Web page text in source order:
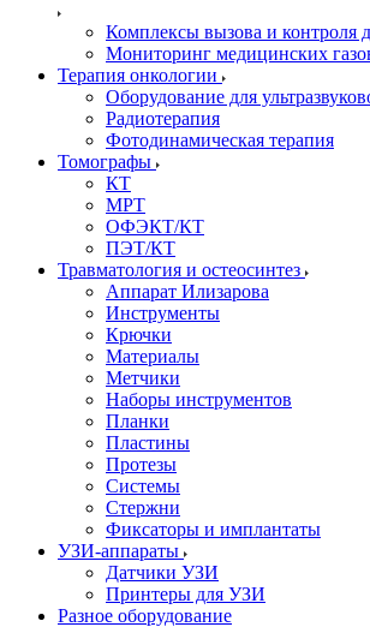
Комплексы вызова и контроля
Мониторинг медицинских
Терапия онкологии
Оборудование для
Радиотерапия
Фотодинамическая терапия
Томографы
КТ
МРТ
ОФЭКТ/КТ
ПЭТ/КТ
Травматология и остеосинтез
Аппарат Илизарова
Инструменты
Крючки
Материалы
Метчики
Наборы инструментов
Планки
Пластины
Протезы
Системы
Стержни
Фиксаторы и имплантаты
УЗИ-аппараты
Датчики УЗИ
Принтеры для УЗИ
Разное оборудование